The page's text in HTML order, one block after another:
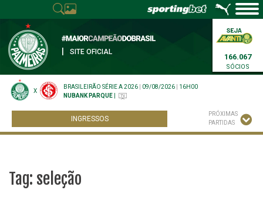
SITE OFICIAL
166.067
SÓCIOS
X
BRASILEIRÃO SÉRIE A 2026 09/08/2026
16H00
NUBANK PARQUE
INGRESSOS
PRÓXIMAS
PARTIDAS
Tag: seleção